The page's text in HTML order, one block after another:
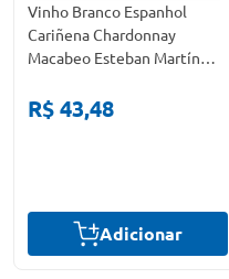
Vinho Branco Espanhol
Cariñena Chardonnay
Macabeo Esteban Martín
R$ 43,48
Adicionar